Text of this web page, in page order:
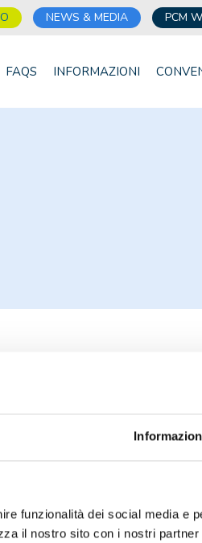
funzionalità dei social media e
il nostro sito con i nostri
NEWS & MEDIA PCM
FAQS INFORMAZIONI